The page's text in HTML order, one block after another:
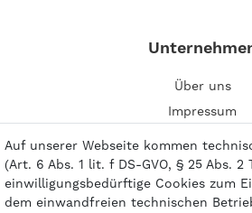
Über uns
Impressum
Kontakt
Auf unserer Webseite kommen
(Art. 6 Abs. 1 lit. f DS-GVO, § 25 Abs. 2
einwilligungsbedürftige Cookies zum
dem einwandfreien technischen